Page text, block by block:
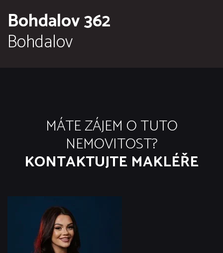
Bohdalov 362
Bohdalov
MÁTE ZÁJEM O TUTO
NEMOVITOST?
KONTAKTUJTE MAKLÉŘE